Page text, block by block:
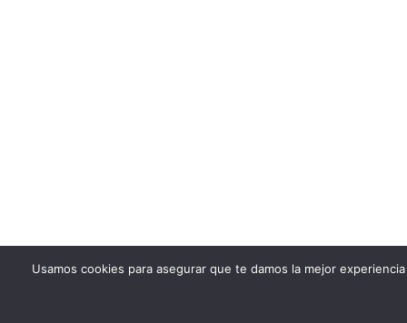
Usamos cookies para asegurar que te damos la mejor